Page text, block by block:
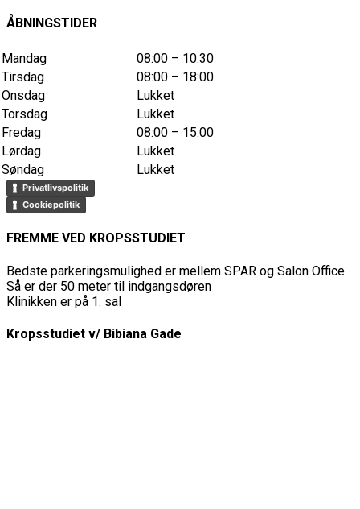
ÅBNINGSTIDER
Mandag
08:00 – 10:30
Tirsdag
08:00 – 18:00
Onsdag
Lukket
Torsdag
Lukket
Fredag
08:00 – 15:00
Lørdag
Lukket
Søndag
Lukket
Privatlivspolitik
Cookiepolitik
FREMME VED KROPSSTUDIET
Bedste parkeringsmulighed er mellem SPAR og Salon Office.
Så er der 50 meter til indgangsdøren
Klinikken er på 1. sal
Kropsstudiet v/ Bibiana Gade